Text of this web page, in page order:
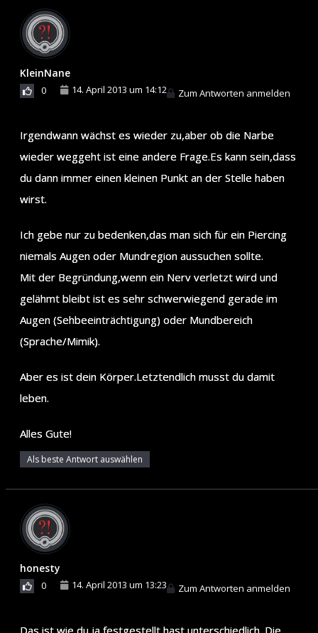
KleinNane
0 14. April 2013 um 14:12 Zum Antworten anmelden
Irgendwann wächst es wieder zu,aber ob die Narbe
wieder weggeht ist eine andere Frage.Es kann sein,dass
du dann immer einen kleinen Punkt an der Stelle haben
wirst.
Ich gebe nur zu bedenken,das man sich für ein Piercing
niemals Augen oder Mundregion aussuchen sollte.
Mit der Begründung,wenn ein Nerv verletzt wird und
gelähmt bleibt ist es sehr schwerwiegend gerade im
Augen (Sehbeeinträchtigung) oder Mundbereich
(Sprache/Mimik).
Aber es ist dein Körper.Letztendlich musst du damit
leben.
Alles Gute!
Als beste Antwort auswählen
honesty
0 14. April 2013 um 13:23 Zum Antworten anmelden
Das ist wie du ja festgestellt hast unterschiedlich. Die